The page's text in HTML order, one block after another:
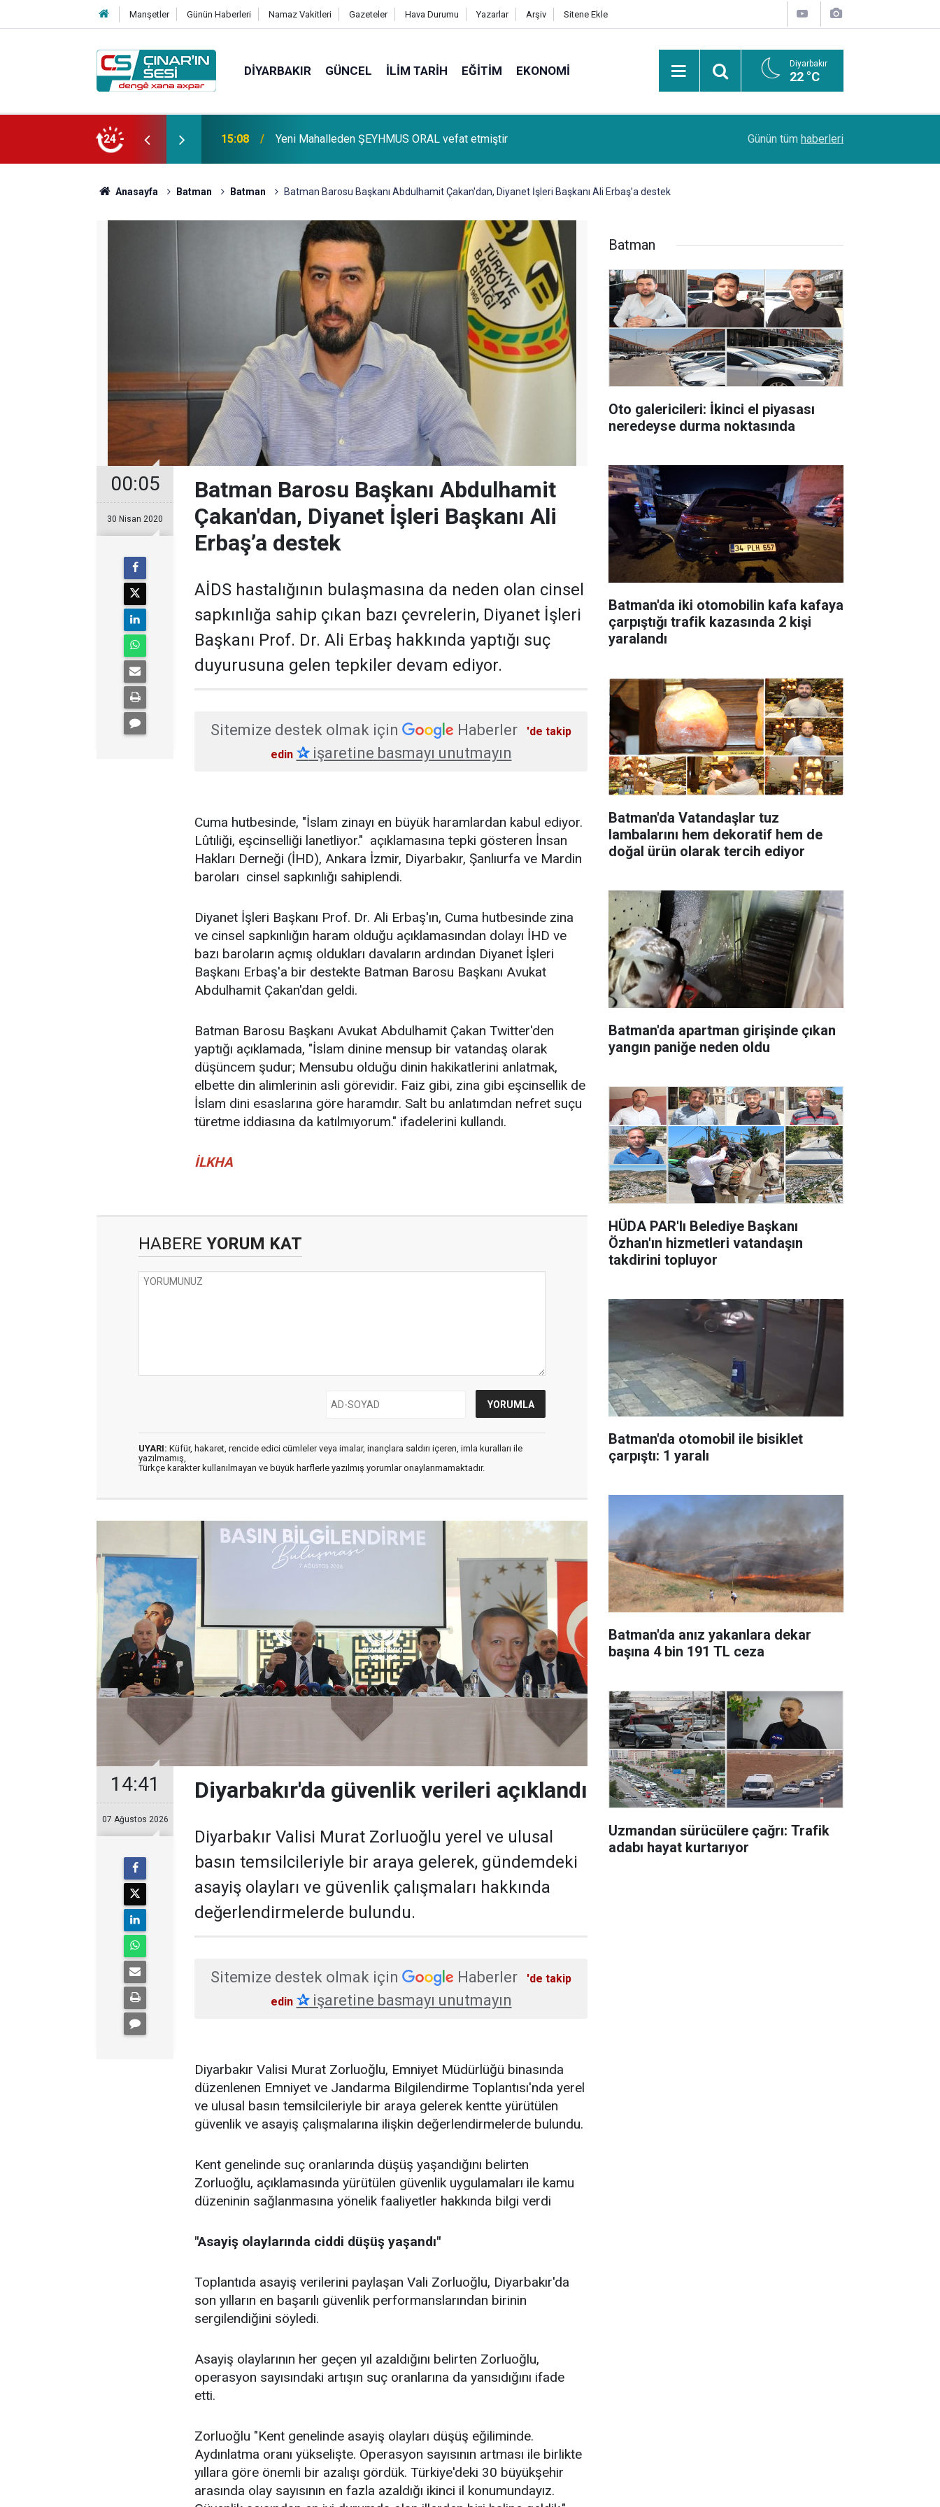
Manşetler Günün Haberleri Namaz Vakitleri Gazeteler Hava Durumu Yazarlar Arşiv Sitene Ekle
DIYARBAKIR GÜNCEL İLIM TARIH EĞITIM EKONOMI Diyarbakır
22 °C
24 14:51 Çınar ilçemize bağlı Kûrik Köyünden MEYRİ GÜL vefat etmiştir
kanserlerine de yol açabilir
Günün tüm haberleri
Anasayfa Batman Batman Batman Barosu Başkanı Abdulhamit Çakan'dan, Diyanet İşleri Başkanı Ali Erbaş’a destek
00:05
30 Nisan 2020
Batman Barosu Başkanı Abdulhamit
Çakan'dan, Diyanet İşleri Başkanı Ali
Erbaş’a destek
AİDS hastalığının bulaşmasına da neden olan cinsel
sapkınlığa sahip çıkan bazı çevrelerin, Diyanet İşleri
Başkanı Prof. Dr. Ali Erbaş hakkında yaptığı suç
duyurusuna gelen tepkiler devam ediyor.
Sitemize destek olmak için Haberler
'de takip
edin ✰işaretine basmayı unutmayın
Cuma hutbesinde, "İslam zinayı en büyük haramlardan kabul ediyor.
Lûtıliği, eşcinselliği lanetliyor." açıklamasına tepki gösteren İnsan
Hakları Derneği (İHD), Ankara İzmir, Diyarbakır, Şanlıurfa ve Mardin
baroları cinsel sapkınlığı sahiplendi.
Diyanet İşleri Başkanı Prof. Dr. Ali Erbaş'ın, Cuma hutbesinde zina
ve cinsel sapkınlığın haram olduğu açıklamasından dolayı İHD ve
bazı baroların açmış oldukları davaların ardından Diyanet İşleri
Başkanı Erbaş'a bir destekte Batman Barosu Başkanı Avukat
Abdulhamit Çakan'dan geldi.
Batman Barosu Başkanı Avukat Abdulhamit Çakan Twitter'den
yaptığı açıklamada, "İslam dinine mensup bir vatandaş olarak
düşüncem şudur; Mensubu olduğu dinin hakikatlerini anlatmak,
elbette din alimlerinin asli görevidir. Faiz gibi, zina gibi eşcinsellik de
İslam dini esaslarına göre haramdır. Salt bu anlatımdan nefret suçu
türetme iddiasına da katılmıyorum." ifadelerini kullandı.
İLKHA
HABERE YORUM KAT
UYARI: Küfür, hakaret, rencide edici cümleler veya imalar, inançlara saldırı içeren, imla kuralları ile
yazılmamış,
Türkçe karakter kullanılmayan ve büyük harflerle yazılmış yorumlar onaylanmamaktadır.
14:41
07 Ağustos 2026
Diyarbakır'da güvenlik verileri açıklandı
Diyarbakır Valisi Murat Zorluoğlu yerel ve ulusal
basın temsilcileriyle bir araya gelerek, gündemdeki
asayiş olayları ve güvenlik çalışmaları hakkında
değerlendirmelerde bulundu.
Sitemize destek olmak için Haberler
'de takip
edin ✰işaretine basmayı unutmayın
Diyarbakır Valisi Murat Zorluoğlu, Emniyet Müdürlüğü binasında
düzenlenen Emniyet ve Jandarma Bilgilendirme Toplantısı'nda yerel
ve ulusal basın temsilcileriyle bir araya gelerek kentte yürütülen
güvenlik ve asayiş çalışmalarına ilişkin değerlendirmelerde bulundu.
Kent genelinde suç oranlarında düşüş yaşandığını belirten
Zorluoğlu, açıklamasında yürütülen güvenlik uygulamaları ile kamu
düzeninin sağlanmasına yönelik faaliyetler hakkında bilgi verdi
"Asayiş olaylarında ciddi düşüş yaşandı"
Toplantıda asayiş verilerini paylaşan Vali Zorluoğlu, Diyarbakır'da
son yılların en başarılı güvenlik performanslarından birinin
sergilendiğini söyledi.
Asayiş olaylarının her geçen yıl azaldığını belirten Zorluoğlu,
operasyon sayısındaki artışın suç oranlarına da yansıdığını ifade
etti.
Zorluoğlu "Kent genelinde asayiş olayları düşüş eğiliminde.
Aydınlatma oranı yükselişte. Operasyon sayısının artması ile birlikte
yıllara göre önemli bir azalışı gördük. Türkiye'deki 30 büyükşehir
arasında olay sayısının en fazla azaldığı ikinci il konumundayız.
Batman
Oto galericileri: İkinci el piyasası
neredeyse durma noktasında
Batman'da iki otomobilin kafa kafaya
çarpıştığı trafik kazasında 2 kişi
yaralandı
Batman'da Vatandaşlar tuz
lambalarını hem dekoratif hem de
doğal ürün olarak tercih ediyor
Batman'da apartman girişinde çıkan
yangın paniğe neden oldu
HÜDA PAR'lı Belediye Başkanı
Özhan'ın hizmetleri vatandaşın
takdirini topluyor
Batman'da otomobil ile bisiklet
çarpıştı: 1 yaralı
Batman'da anız yakanlara dekar
başına 4 bin 191 TL ceza
Uzmandan sürücülere çağrı: Trafik
adabı hayat kurtarıyor